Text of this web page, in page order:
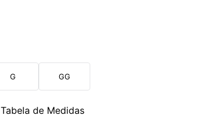
G GG
Tabela de Medidas